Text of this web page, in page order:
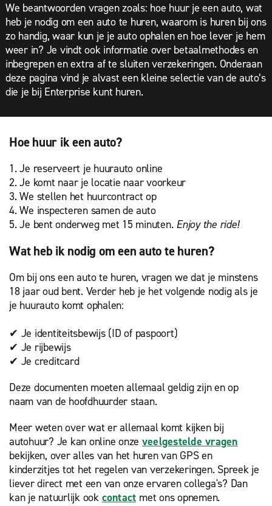
We beantwoorden vragen zoals: hoe huur je een auto, wat
heb je nodig om een auto te huren, waarom is huren bij ons
zo handig, waar kun je je auto ophalen en hoe lever je hem
weer in? Je vindt ook informatie over betaalmethodes en
inbegrepen en extra af te sluiten verzekeringen. Onderaan
deze pagina vind je alvast een kleine selectie van de auto’s
die je bij Enterprise kunt huren.
Hoe huur ik een auto?
1. Je reserveert je huurauto online
2. Je komt naar je locatie naar voorkeur
3. We stellen het huurcontract op
4. We inspecteren samen de auto
5. Je bent onderweg met 15 minuten. Enjoy the ride!
Wat heb ik nodig om een auto te huren?
Om bij ons een auto te huren, vragen we dat je minstens
18 jaar oud bent. Verder heb je het volgende nodig als je
je huurauto komt ophalen:
✔ Je identiteitsbewijs (ID of paspoort)
✔ Je rijbewijs
✔ Je creditcard
Deze documenten moeten allemaal geldig zijn en op
naam van de hoofdhuurder staan.
Meer weten over wat er allemaal komt kijken bij
autohuur? Je kan online onze veelgestelde vragen
bekijken, over alles van het huren van GPS en
kinderzitjes tot het regelen van verzekeringen. Spreek je
liever direct met een van onze ervaren collega's? Dan
kan je natuurlijk ook contact met ons opnemen.